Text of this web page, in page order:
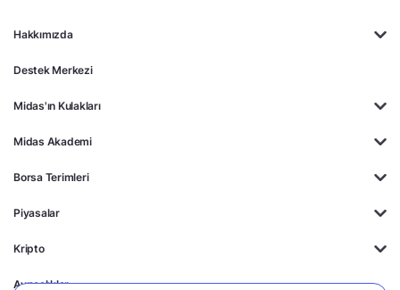
Hakkımızda
Destek Merkezi
Midas'ın Kulakları
Midas Akademi
Borsa Terimleri
Piyasalar
Kripto
Ayrıcalıklar